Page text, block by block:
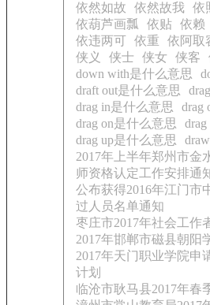
依然如故 依然故我 依
依葫芦画瓢
依贴 依赖
依违两可 依重 依阿取
侠义
侠士 侠女 侠客
down with是什么意思
draft out是什么意思
drag in是什么意思
drag
drag on是什么意思
drag up是什么意思
2017年上半年郑州市金
师资格认定工作安排通
公布获得2016年江门市
过人员名单通知
枣庄市2017年社会工作
2017年邯郸市磁县朝阳
2017年天门职业学院申
计划
临沧市耿马县2017年春